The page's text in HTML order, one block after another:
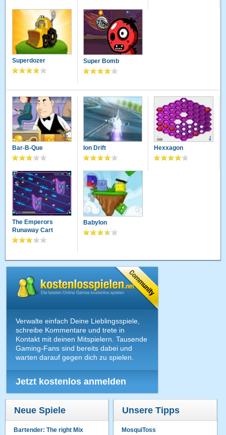
Superdozer Super Bomb
Bar-B-Que Ion Drift Hexxagon
The Emperors
Runaway Cart
Babylon
Verwalte einfach Deine Lieblingsspiele,
schreibe Kommentare und trete in
Kontakt mit deinen Mitspielern. Tausende
Gaming-Fans sind bereits dabei und
warten darauf gegen dich zu spielen.
Jetzt kostenlos anmelden
Neue Spiele
Bartender: The right Mix
Unsere Tipps
MosquiToss